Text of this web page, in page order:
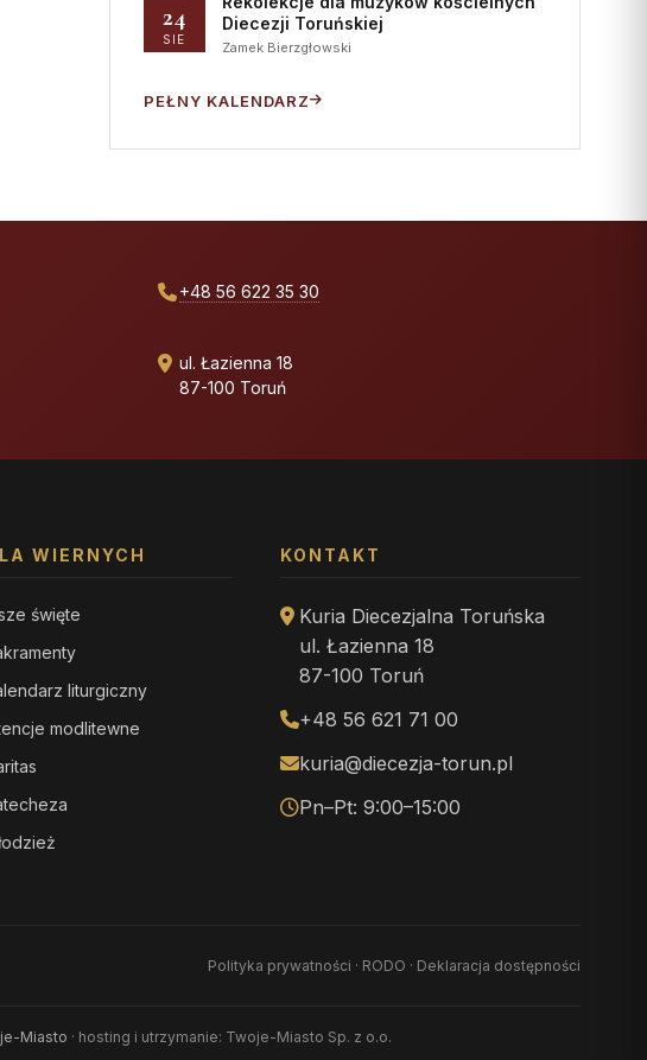
24
SIE
Diecezji Toruńskiej
Zamek Bierzgłowski
PEŁNY KALENDARZ
+48 56 622 35 30
ul. Łazienna 18
87-100 Toruń
WIERNYCH
święte
liturgiczny
modlitewne
KONTAKT
Kuria Diecezjalna Toruńska
ul. Łazienna 18
87-100 Toruń
+48 56 621 71 00
kuria@diecezja-torun.pl
Pn–Pt: 9:00–15:00
Polityka prywatności · RODO · Deklaracja dostępności
Miasto · hosting i utrzymanie: Twoje-Miasto Sp. z o.o.